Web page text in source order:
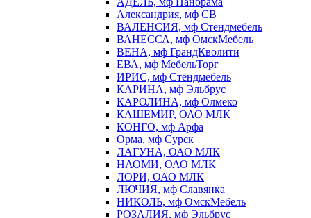
Александрия, мф СВ
ВАЛЕНСИЯ, мф Стендмебель
ВАНЕССА, мф ОмскМебель
ВЕНА, мф ГрандКволити
ЕВА, мф МебельТорг
ИРИС, мф Стендмебель
КАРИНА, мф Эльбрус
КАРОЛИНА, мф Олмеко
КАШЕМИР, ОАО МЛК
КОНГО, мф Арфа
Орма, мф Сурск
ЛАГУНА, ОАО МЛК
НАОМИ, ОАО МЛК
ЛОРИ, ОАО МЛК
ЛЮЧИЯ, мф Славянка
НИКОЛЬ, мф ОмскМебель
РОЗАЛИЯ, мф Эльбрус